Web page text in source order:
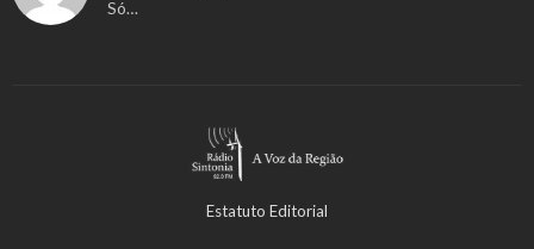
Só…
Estatuto Editorial